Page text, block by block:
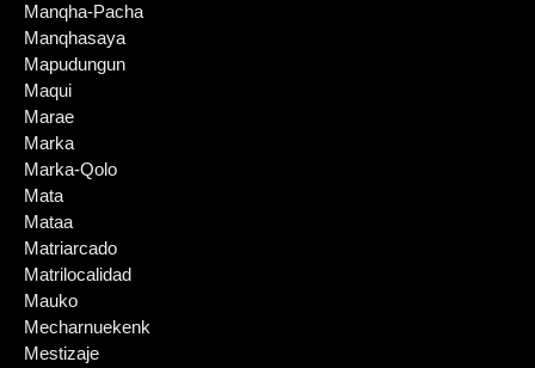
Manqha-Pacha
Manqhasaya
Mapudungun
Maqui
Marae
Marka
Marka-Qolo
Mata
Mataa
Matriarcado
Matrilocalidad
Mauko
Mecharnuekenk
Mestizaje